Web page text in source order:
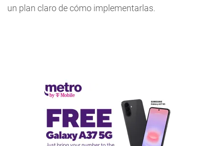
un plan claro de cómo implementarlas.